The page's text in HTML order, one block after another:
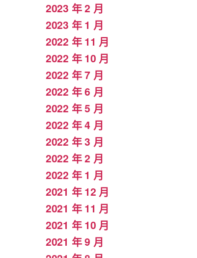
2023 年 2 月
2023 年 1 月
2022 年 11 月
2022 年 10 月
2022 年 7 月
2022 年 6 月
2022 年 5 月
2022 年 4 月
2022 年 3 月
2022 年 2 月
2022 年 1 月
2021 年 12 月
2021 年 11 月
2021 年 10 月
2021 年 9 月